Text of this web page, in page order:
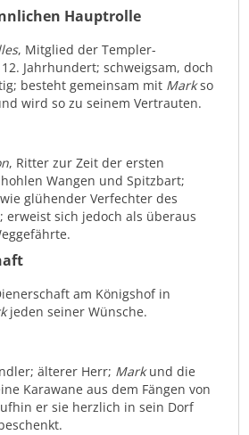
Hauptrolle
, Mitglied der Templer-
Jahrhundert; schweigsam, doch
besteht gemeinsam mit Markso
wird so zu seinem Vertrauten.
, Ritter zur Zeit der ersten
Wangen und Spitzbart;
glühender Verfechter des
erweist sich jedoch als überaus
am Königshof in
jeden seiner Wünsche.
älterer Herr; Markund die
Karawane aus dem Fängen von
er sie herzlich in sein Dorf